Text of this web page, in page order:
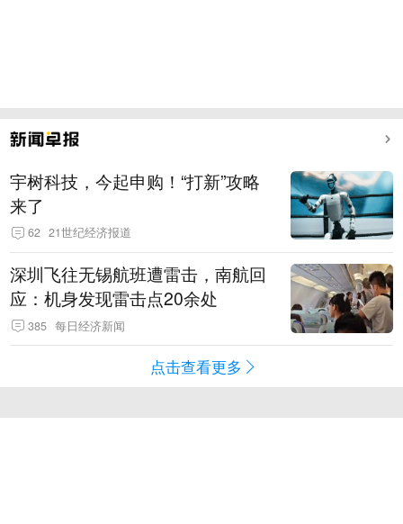
宇树科技，今起申购！“打新”攻略
来了
62 21世纪经济报道
深圳飞往无锡航班遭雷击，南航回
应：机身发现雷击点20余处
385 每日经济新闻
点击查看更多